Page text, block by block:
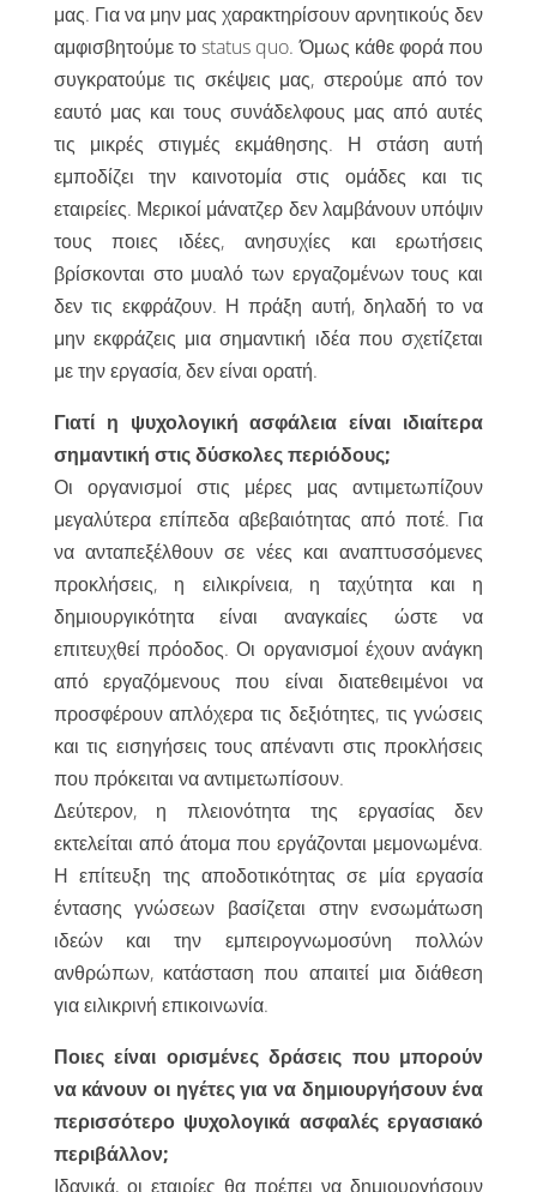
μας. Για να μην μας χαρακτηρίσουν αρνητικούς δεν
αμφισβητούμε το status quo. Όμως κάθε φορά που
συγκρατούμε τις σκέψεις μας, στερούμε από τον
εαυτό μας και τους συνάδελφους μας από αυτές
τις μικρές στιγμές εκμάθησης. Η στάση αυτή
εμποδίζει την καινοτομία στις ομάδες και τις
εταιρείες. Μερικοί μάνατζερ δεν λαμβάνουν υπόψιν
τους ποιες ιδέες, ανησυχίες και ερωτήσεις
βρίσκονται στο μυαλό των εργαζομένων τους και
δεν τις εκφράζουν. Η πράξη αυτή, δηλαδή το να
μην εκφράζεις μια σημαντική ιδέα που σχετίζεται
με την εργασία, δεν είναι ορατή.
Γιατί η ψυχολογική ασφάλεια είναι ιδιαίτερα
σημαντική στις δύσκολες περιόδους;
Οι οργανισμοί στις μέρες μας αντιμετωπίζουν
μεγαλύτερα επίπεδα αβεβαιότητας από ποτέ. Για
να ανταπεξέλθουν σε νέες και αναπτυσσόμενες
προκλήσεις, η ειλικρίνεια, η ταχύτητα και η
δημιουργικότητα είναι αναγκαίες ώστε να
επιτευχθεί πρόοδος. Οι οργανισμοί έχουν ανάγκη
από εργαζόμενους που είναι διατεθειμένοι να
προσφέρουν απλόχερα τις δεξιότητες, τις γνώσεις
και τις εισηγήσεις τους απέναντι στις προκλήσεις
που πρόκειται να αντιμετωπίσουν.
Δεύτερον, η πλειονότητα της εργασίας δεν
εκτελείται από άτομα που εργάζονται μεμονωμένα.
Η επίτευξη της αποδοτικότητας σε μία εργασία
έντασης γνώσεων βασίζεται στην ενσωμάτωση
ιδεών και την εμπειρογνωμοσύνη πολλών
ανθρώπων, κατάσταση που απαιτεί μια διάθεση
για ειλικρινή επικοινωνία.
Ποιες είναι ορισμένες δράσεις που μπορούν
να κάνουν οι ηγέτες για να δημιουργήσουν ένα
περισσότερο ψυχολογικά ασφαλές εργασιακό
περιβάλλον;
Ιδανικά, οι εταιρίες θα πρέπει να δημιουργήσουν